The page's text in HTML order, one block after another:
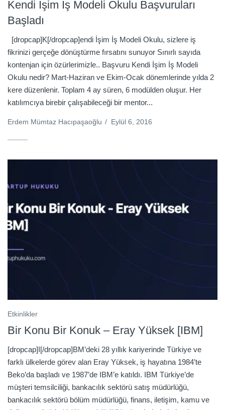
Kendi İşim İş Modeli Okulu Başvuruları
Başladı
[dropcap]K[/dropcap]endi İşim İş Modeli Okulu, sizlere iş
fikrinizi gerçeğe dönüştürme fırsatını sunuyor Sınırlı sayıda
kontenjan için özürlerimizle.. Başvuru Kendi İşim İş Modeli
Okulu nedir? Mart-Haziran ve Ekim-Ocak dönemlerinde yılda 2
kere düzenlenir. Toplam 4 ay süren, 6 modülden oluşur. Her
katılımcıya birebir çalışabileceği bir mentor...
Erdem Mümtaz Hacıpaşaoğlu / Eylül 6, 2016
Etkinlikler
Bir Konu Bir Konuk – Eray Yüksek [IBM]
[dropcap]I[/dropcap]BM’deki 28 yıllık kariyerinde Türkiye ve
farklı ülkelerde görev alan Eray Yüksek, iş hayatına 1984’te
Beko’da başladı ve 1987’de IBM’e katıldı. IBM Türkiye’de
müşteri temsilciliği, bankacılık sektörü satış müdürlüğü,
bankacılık sektörü bölüm müdürlüğü, finans, iletişim, kamu ve